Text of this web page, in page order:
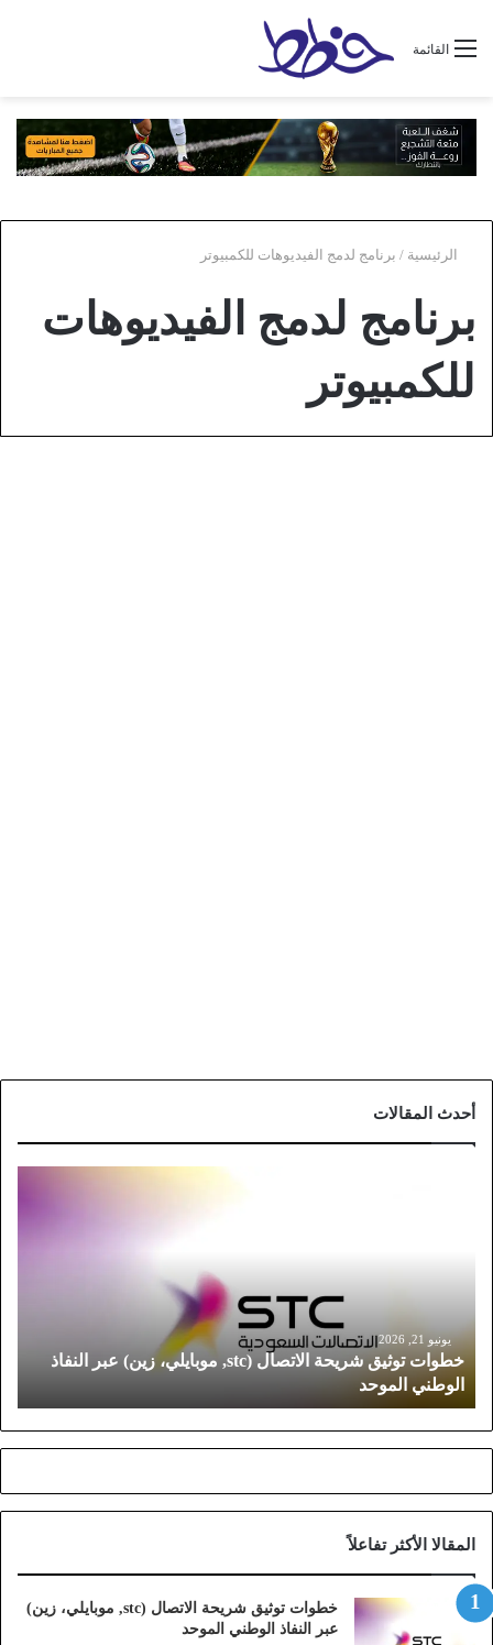
القائمة
الرئيسية / برنامج لدمج الفيديوهات للكمبيوتر
برنامج لدمج الفيديوهات
للكمبيوتر
أحدث المقالات
ث
ش
ر
ي
ل
ا
ت
ص
يونيو 21, 2026
خطوات توثيق شريحة الاتصال (stc, موبايلي، زين) عبر النفاذ
الوطني الموحد
المقالا الأكثر تفاعلاً
خطوات توثيق شريحة الاتصال (stc, موبايلي، زين)
عبر النفاذ الوطني الموحد